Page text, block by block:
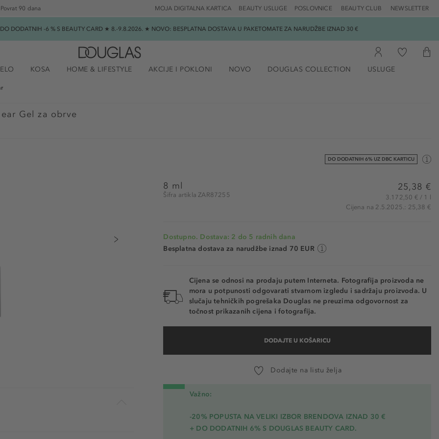
Povrat 90 dana POSLOVNICE BEAUTY CLUB NEWSLETTER
BEAUTY USLUGE
MOJA DIGITALNA KARTICA
DODATNIH -6 % S BEAUTY CARD ★ 8.-9.8.2026. ★ NOVO: BESPLATNA DOSTAVA U PAKETOMATE ZA NARUDŽBE IZNAD 30 €
KOSA HOME & LIFESTYLE AKCIJE I POKLONI NOVO DOUGLAS COLLECTION USLUGE
Gel za obrve
DO DODATNIH 6% UZ DBC KARTICU
8 ml
Šifra artikla ZAR87255
25,38 €
3.172,50 € / 1 l
Cijena na 2.5.2025.: 25,38 €
Dostupno. Dostava: 2 do 5 radnih dana
Besplatna dostava za narudžbe iznad 70 EUR
Cijena se odnosi na prodaju putem Interneta. Fotografija proizvoda ne
mora u potpunosti odgovarati stvarnom izgledu i sadržaju proizvoda. U
slučaju tehničkih pogrešaka Douglas ne preuzima odgovornost za
točnost prikazanih cijena i fotografija.
DODAJTE U KOŠARICU
Dodajte na listu želja
Važno:
-20% POPUSTA NA VELIKI IZBOR BRENDOVA IZNAD 30 €
+ DO DODATNIH 6% S DOUGLAS BEAUTY CARD.